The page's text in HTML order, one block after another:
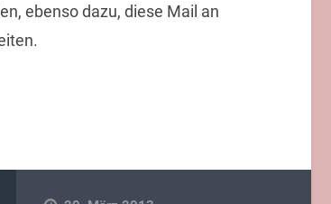
ebenso dazu, diese Mail an